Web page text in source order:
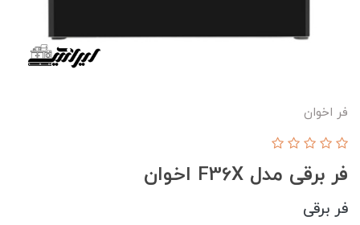
فر اخوان
فر برقی مدل F36X اخوان
فر برقی